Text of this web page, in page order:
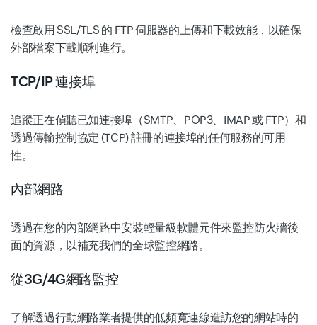
檢查啟用 SSL/TLS 的 FTP 伺服器的上傳和下載效能，以確保
外部檔案下載順利進行。
TCP/IP 連接埠
追蹤正在偵聽已知連接埠（SMTP、POP3、IMAP 或 FTP）和
透過傳輸控制協定 (TCP) 註冊的連接埠的任何服務的可用
性。
內部網路
透過在您的內部網路中安裝輕量級軟體元件來監控防火牆後
面的資源，以補充我們的全球監控網路。
從3G/4G網路監控
了解透過行動網路業者提供的低頻寬連線造訪您的網站時的